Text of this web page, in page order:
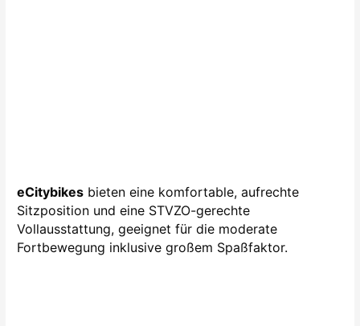
eCitybikes bieten eine komfortable, aufrechte
Sitzposition und eine STVZO-gerechte
Vollausstattung, geeignet für die moderate
Fortbewegung inklusive großem Spaßfaktor.